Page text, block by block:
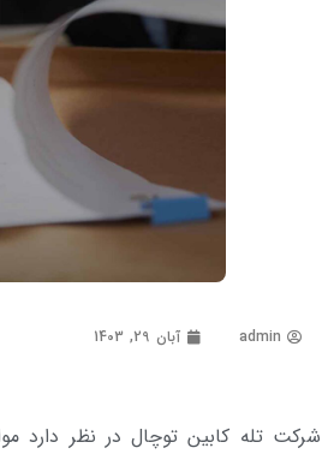
admin آبان 29, 1403
شرکت تله­ کابین توچال در نظر دارد